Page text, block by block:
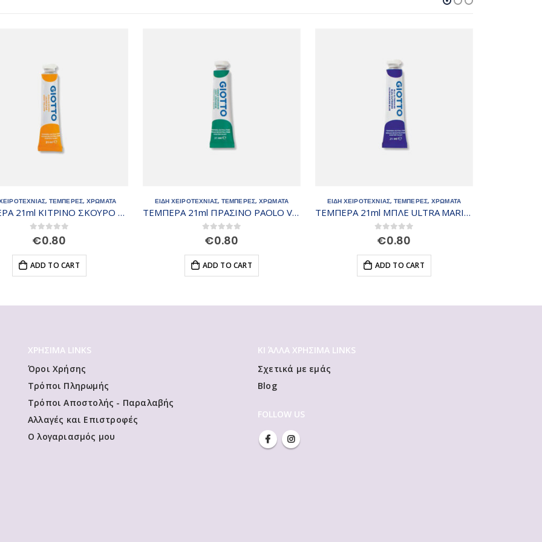
, ΤΕΜΠΕΡΕΣ, ΧΡΩΜΑΤΑ
ΤΕΜΠΕΡΑ 21ml ΠΡΑΣΙΝΟ PAOLO VERONE Ν13
out of 5
€0.80
ADD TO CART
ΕΙΔΗ ΧΕΙΡΟΤΕΧΝΙΑΣ, ΤΕΜΠΕΡΕΣ, ΧΡΩΜΑΤΑ
ΤΕΜΠΕΡΑ 21ml ΜΠΛΕ ULTRA MARINE Νο17
out of 5
€0.80
ADD TO CART
ΕΙΔΗ ΧΕΙΡΟΤΕΧΝΙΑΣ, ΤΕΜΠΕΡΕΣ, ΧΡΩΜΑΤΑ
ΤΕΜΠΕΡΑ 21ml ΚΟΚΚΙΝΟ CARMINE Νο9
out of 5
€0.80
ADD TO CART
ΧΡΗΣΙΜΑ LINKS
Όροι Χρήσης
Τρόποι Πληρωμής
Τρόποι Αποστολής - Παραλαβής
Αλλαγές και Επιστροφές
Ο λογαριασμός μου
ΚΙ ΆΛΛΑ ΧΡΗΣΙΜΑ LINKS
Σχετικά με εμάς
Blog
FOLLOW US